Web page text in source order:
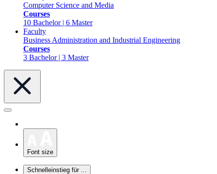
Computer Science and Media
Courses
10 Bachelor | 6 Master
Faculty
Business Administration and Industrial Engineering
Courses
3 Bachelor | 3 Master
Font size
Schnelleinstieg für ...